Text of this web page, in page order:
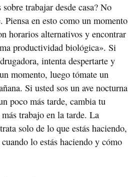
trabajar desde casa? No
Piensa en esto como un momento
horarios alternativos y encontrar
productividad biológica». Si
intenta despertarte y
momento, luego tómate un
Si usted sos un ave nocturna
poco más tarde, cambia tu
trabajo en la tarde. La
solo de lo que estás haciendo,
lo estás haciendo y cómo